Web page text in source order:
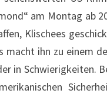
am Montag ab
Klischees
macht ihn zu einem
in Schwierigkeiten.